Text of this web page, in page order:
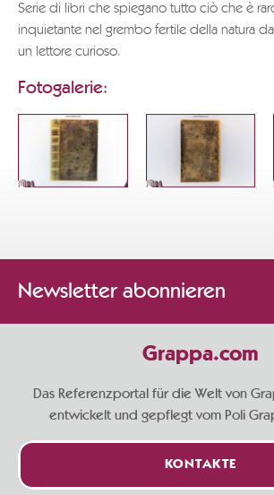
Serie di libri che spiegano tutto ciò che è
inquietante nel grembo fertile della natura
un lettore curioso.
Fotogalerie:
Newsletter abonnieren
Grappa.com
Das Referenzportal für die Welt von
entwickelt und gepflegt vom Poli
KONTAKTE